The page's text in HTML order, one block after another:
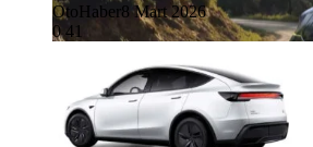
OtoHaber8 Mart 2026
041